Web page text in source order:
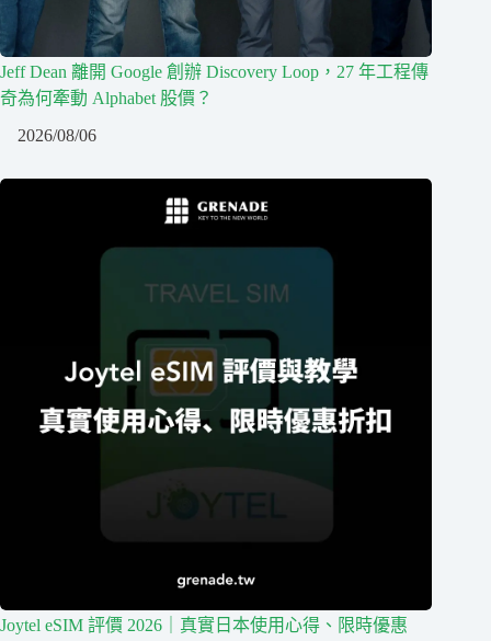
Jeff Dean 離開 Google 創辦 Discovery Loop，27 年工程傳
奇為何牽動 Alphabet 股價？
2026/08/06
Joytel eSIM 評價 2026｜真實日本使用心得、限時優惠